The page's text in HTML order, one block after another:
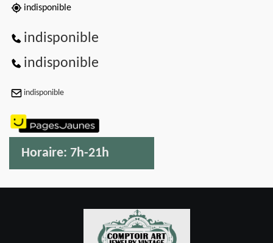
indisponible
indisponible
indisponible
indisponible
Horaire: 7h-21h